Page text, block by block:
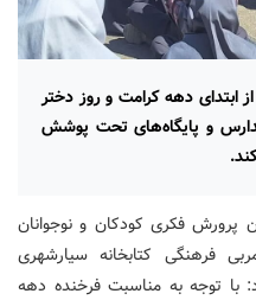
شماره ۱ مشهد از ابتدای دهه کرامت و روز دختر
مدارس و پایگاه‌های تحت پوشش
پرورش فکری کودکان و نوجوانان
فرهنگی کتابخانه سیارشهری
با توجه به مناسبت فرخنده دهه